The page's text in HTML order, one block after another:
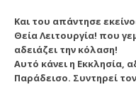
Και του απάντησε
Θεία Λειτουργία! που
αδειάζει την κόλαση!
Αυτό κάνει η Εκκλησία,
Παράδεισο. Συντηρεί